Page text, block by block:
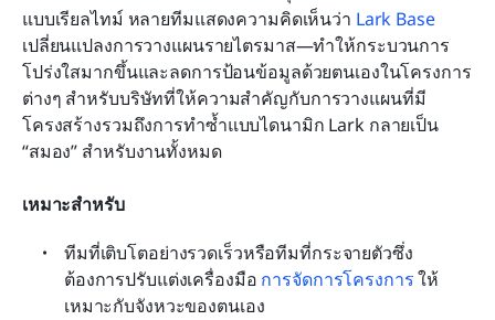
แบบเรียลไทม์ หลายทีมแสดงความคิดเห็นว่า Lark Base
เปลี่ยนแปลงการวางแผนรายไตรมาส—ทำให้กระบวนการ
โปร่งใสมากขึ้นและลดการป้อนข้อมูลด้วยตนเองในโครงการ
ต่างๆ สำหรับบริษัทที่ให้ความสำคัญกับการวางแผนที่มี
โครงสร้างรวมถึงการทำซ้ำแบบไดนามิก Lark กลายเป็น
“สมอง” สำหรับงานทั้งหมด
เหมาะสำหรับ
ทีมที่เติบโตอย่างรวดเร็วหรือทีมที่กระจายตัวซึ่ง
ต้องการปรับแต่งเครื่องมือ การจัดการโครงการ ให้
เหมาะกับจังหวะของตนเอง